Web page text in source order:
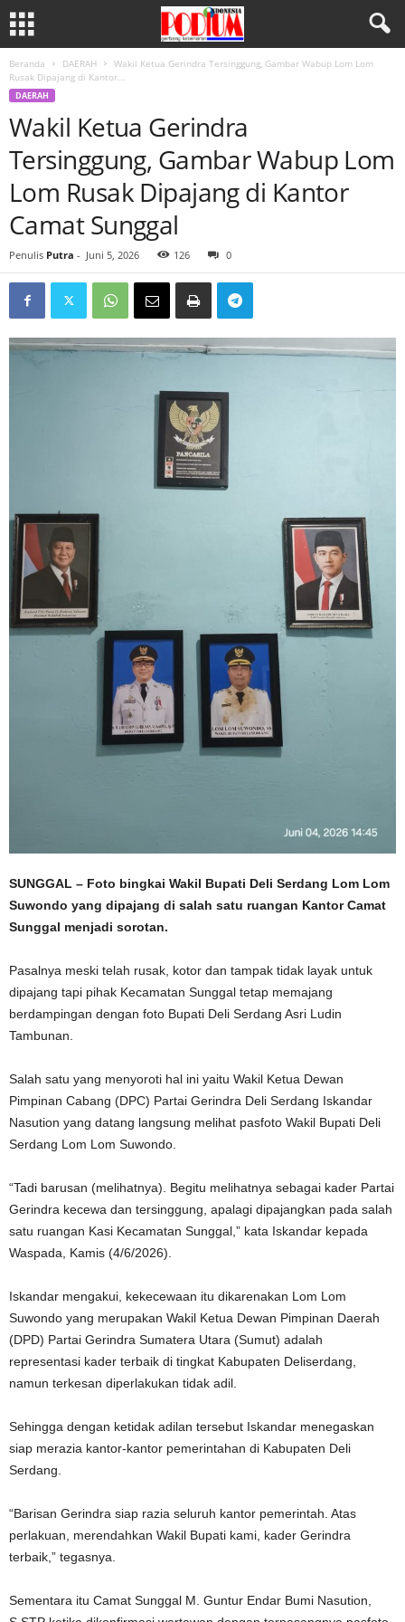
Beranda DAERAH
Wakil Ketua Gerindra Tersinggung, Gambar Wabup Lom Lom
Rusak Dipajang di Kantor...
DAERAH
Wakil Ketua Gerindra
Tersinggung, Gambar Wabup Lom
Lom Rusak Dipajang di Kantor
Camat Sunggal
Penulis Putra - Juni 5, 2026 126 0
SUNGGAL – Foto bingkai Wakil Bupati Deli Serdang Lom Lom
Suwondo yang dipajang di salah satu ruangan Kantor Camat
Sunggal menjadi sorotan.
Pasalnya meski telah rusak, kotor dan tampak tidak layak untuk
dipajang tapi pihak Kecamatan Sunggal tetap memajang
berdampingan dengan foto Bupati Deli Serdang Asri Ludin
Tambunan.
Salah satu yang menyoroti hal ini yaitu Wakil Ketua Dewan
Pimpinan Cabang (DPC) Partai Gerindra Deli Serdang Iskandar
Nasution yang datang langsung melihat pasfoto Wakil Bupati Deli
Serdang Lom Lom Suwondo.
“Tadi barusan (melihatnya). Begitu melihatnya sebagai kader Partai
Gerindra kecewa dan tersinggung, apalagi dipajangkan pada salah
satu ruangan Kasi Kecamatan Sunggal,” kata Iskandar kepada
Waspada, Kamis (4/6/2026).
Iskandar mengakui, kekecewaan itu dikarenakan Lom Lom
Suwondo yang merupakan Wakil Ketua Dewan Pimpinan Daerah
(DPD) Partai Gerindra Sumatera Utara (Sumut) adalah
representasi kader terbaik di tingkat Kabupaten Deliserdang,
namun terkesan diperlakukan tidak adil.
Sehingga dengan ketidak adilan tersebut Iskandar menegaskan
siap merazia kantor-kantor pemerintahan di Kabupaten Deli
Serdang.
“Barisan Gerindra siap razia seluruh kantor pemerintah. Atas
perlakuan, merendahkan Wakil Bupati kami, kader Gerindra
terbaik,” tegasnya.
Sementara itu Camat Sunggal M. Guntur Endar Bumi Nasution,